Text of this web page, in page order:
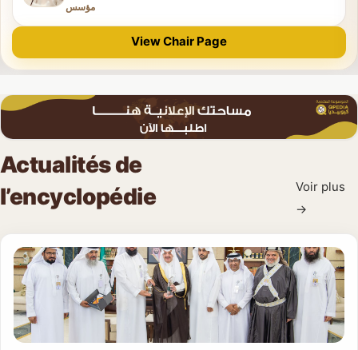
Qahtani, que Dieu lui fasse miséricorde
مؤسس
View Chair Page
Actualités de
l’encyclopédie
Voir plus
→